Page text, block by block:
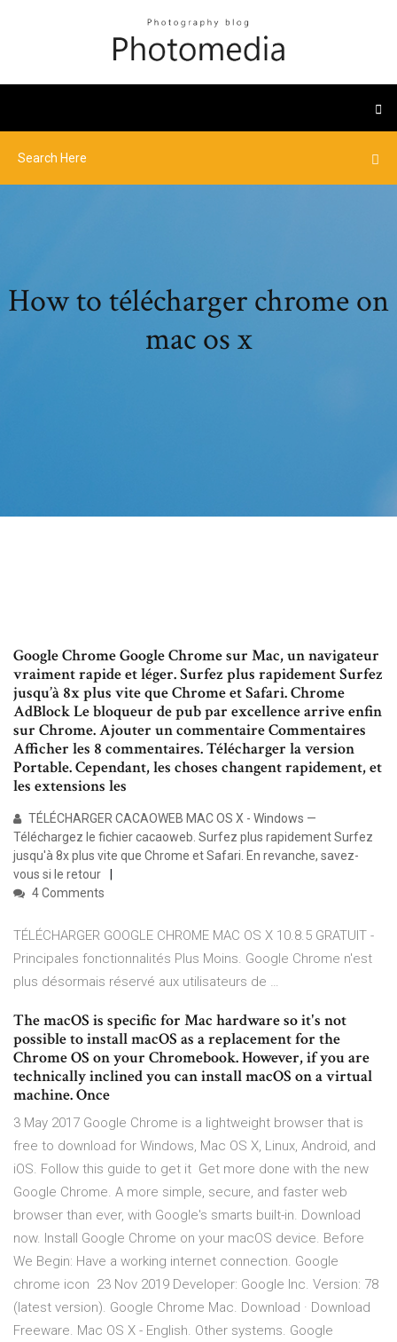
How to télécharger chrome on
mac os x
Google Chrome Google Chrome sur Mac, un navigateur
vraiment rapide et léger. Surfez plus rapidement Surfez
jusqu’à 8x plus vite que Chrome et Safari. Chrome
AdBlock Le bloqueur de pub par excellence arrive enfin
sur Chrome. Ajouter un commentaire Commentaires
Afficher les 8 commentaires. Télécharger la version
Portable. Cependant, les choses changent rapidement, et
les extensions les
TÉLÉCHARGER CACAOWEB MAC OS X - Windows —
Téléchargez le fichier cacaoweb. Surfez plus rapidement Surfez
jusqu'à 8x plus vite que Chrome et Safari. En revanche, savez-
vous si le retour
4 Comments
TÉLÉCHARGER GOOGLE CHROME MAC OS X 10.8.5 GRATUIT -
Principales fonctionnalités Plus Moins. Google Chrome n'est
plus désormais réservé aux utilisateurs de …
The macOS is specific for Mac hardware so it's not
possible to install macOS as a replacement for the
Chrome OS on your Chromebook. However, if you are
technically inclined you can install macOS on a virtual
machine. Once
3 May 2017 Google Chrome is a lightweight browser that is
free to download for Windows, Mac OS X, Linux, Android, and
iOS. Follow this guide to get it Get more done with the new
Google Chrome. A more simple, secure, and faster web
browser than ever, with Google's smarts built-in. Download
now. Install Google Chrome on your macOS device. Before
We Begin: Have a working internet connection. Google
chrome icon 23 Nov 2019 Developer: Google Inc. Version: 78
(latest version). Google Chrome Mac. Download · Download
Freeware. Mac OS X - English. Other systems. Google